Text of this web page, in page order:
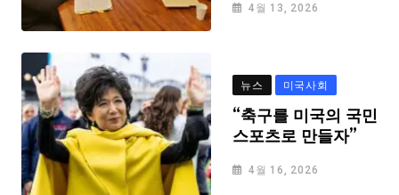
4월 13, 2026
뉴스 미국사회
“축구를 미국의 국민
스포츠로 만들자”
4월 16, 2026